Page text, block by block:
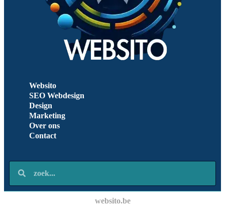
Websito
SEO Webdesign
Design
Marketing
Over ons
Contact
websito.be